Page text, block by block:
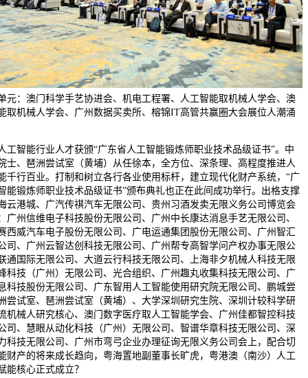
元：澳门科学手艺协进会、机电工程署、人工智能取机械人学会、澳
取机械人学会、广州数据买卖所、榕锦IT高管共赢圈大会展位人潮涌
能行业人才获颁“广东省人工智能锻炼师职业技术品级证书”。中
士、琶洲尝试室（黄埔）从任徐本，全方位、深条理、高程度推进人
千行百业。打制和树立各行各业使用标杆，建立现代化财产系统，“广
能锻炼师职业技术品级证书”颁布典礼也正在此间成功举行。出格支撑
云港城、广汽传祺汽车无限公司、贵州习酒发卖无限义务公司博览会
广州信维电子科技股份无限公司、广州中长康达消息手艺无限公司、
西威汽车电子股份无限公司、广电运通集团股份无限公司、广州智汇
司、广州云智达创科技无限公司、广州帮专高智学问产权办事无限公
通国际无限公司、大道云行科技无限公司、上海非夕机械人科技无限
科技（广州）无限公司、光合组织、广州趣丸收集科技无限公司、广
科技股份无限公司、广东智用人工智能使用研究院无限公司、鹏城尝
尝试室、琶洲尝试室（黄埔）、大学深圳研究生院、深圳计较科学研
机械人研究核心、澳门数字医疗取人工智能学会、广州佳都智控科技
司、慧眼从动化科技（广州）无限公司、智谱华章科技无限公司、深
科技无限公司、广州市弯弓企业办理征询无限义务公司会上，配合切
财产的将来成长趋向，粤海置地副董事长旷虎，粤港澳（南沙）人工
能核心正式成立？